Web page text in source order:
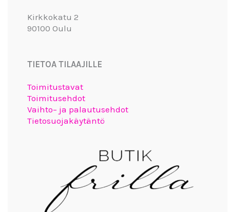
Kirkkokatu 2
90100 Oulu
TIETOA TILAAJILLE
Toimitustavat
Toimitusehdot
Vaihto– ja palautusehdot
Tietosuojakäytäntö